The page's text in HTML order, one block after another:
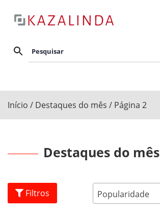
Início / Destaques do mês / Página 2
Destaques do mês
Filtros Popularidade